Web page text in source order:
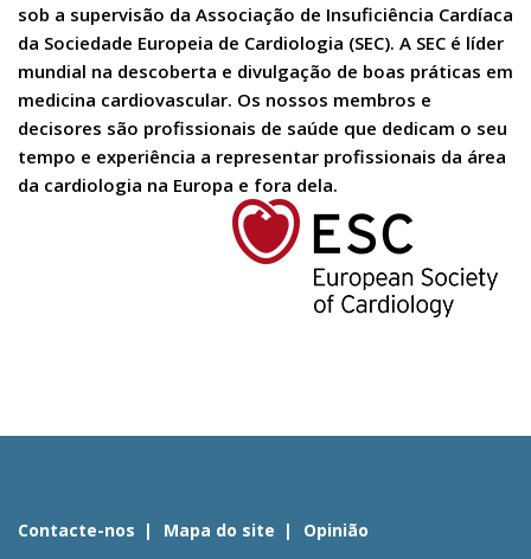
sob a supervisão da Associação de Insuficiência Cardíaca
da Sociedade Europeia de Cardiologia (SEC). A SEC é líder
mundial na descoberta e divulgação de boas práticas em
medicina cardiovascular. Os nossos membros e
decisores são profissionais de saúde que dedicam o seu
tempo e experiência a representar profissionais da área
da cardiologia na Europa e fora dela.
Contacte-nos Mapa do site
Opinião